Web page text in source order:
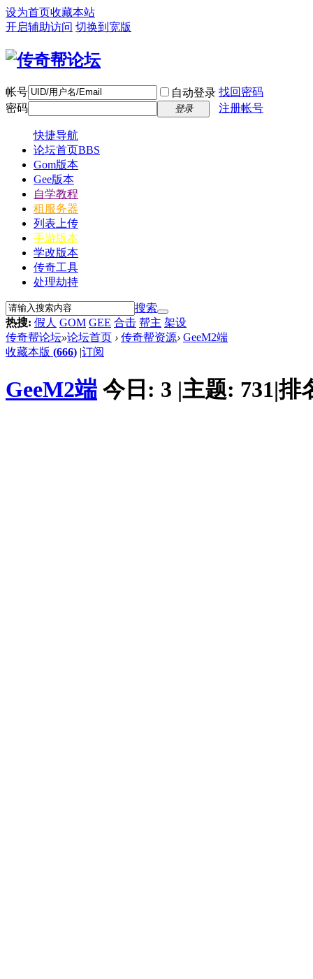
设为首页收藏本站
开启辅助访问 切换到宽版
帐号 自动登录 找回密码
密码
登录 注册帐号
快捷导航
论坛首页BBS
Gom版本
Gee版本
自学教程
租服务器
列表上传
手游版本
学改版本
传奇工具
处理劫持
搜索
热搜: 假人 GOM GEE 合击 帮主 架设
传奇帮论坛»论坛首页 › 传奇帮资源› GeeM2端
收藏本版 (666) |订阅
GeeM2端 今日: 3 |主题: 731|排